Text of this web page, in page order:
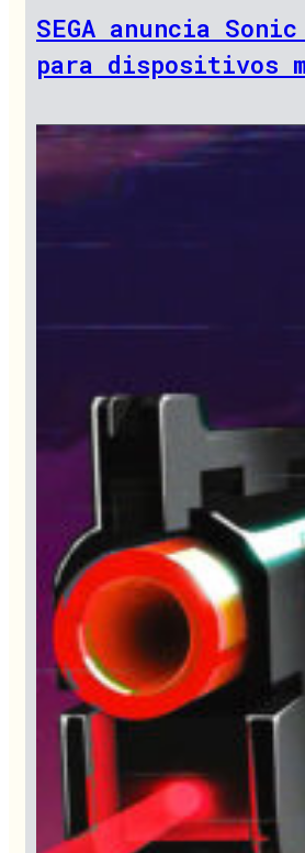
SEGA anuncia Sonic
para dispositivos